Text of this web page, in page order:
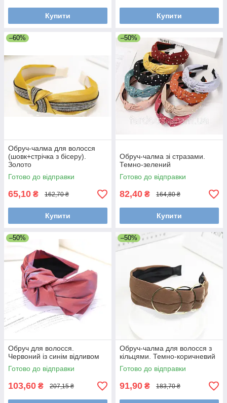
Купити Купити
–60%
Обруч-чалма для волосся
(шовк+стрічка з бісеру).
Золото
Готово до відправки
65,10 ₴ 162,70 ₴
Купити
–50%
Обруч-чалма зі стразами.
Темно-зелений
Готово до відправки
82,40 ₴ 164,80 ₴
Купити
–50%
Обруч для волосся.
Червоний із синім відливом
Готово до відправки
103,60 ₴ 207,15 ₴
–50%
Обруч-чалма для волосся з
кільцями. Темно-коричневий
Готово до відправки
91,90 ₴ 183,70 ₴